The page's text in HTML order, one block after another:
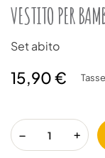
VESTITO PER
Set abito
15,90 €